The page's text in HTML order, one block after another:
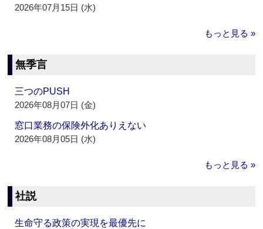
2026年07月15日 (水)
もっと見る »
無季言
三つのPUSH
2026年08月07日 (金)
窓口業務の保険外化ありえない
2026年08月05日 (水)
もっと見る »
社説
生命守る政策の実現を最優先に